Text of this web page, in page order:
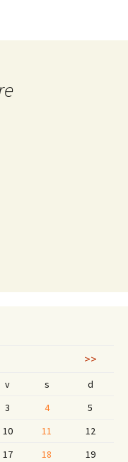
>>
v s
d
3 4
5
10 11
12
17 18 19